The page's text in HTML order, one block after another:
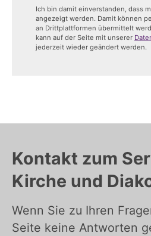
Ich bin damit einverstanden, dass
angezeigt werden. Damit können
an Drittplattformen übermittelt
kann auf der Seite mit unserer
jederzeit wieder geändert werden.
Kontakt zum
Kirche und
Wenn Sie zu Ihren
Seite keine Antworten